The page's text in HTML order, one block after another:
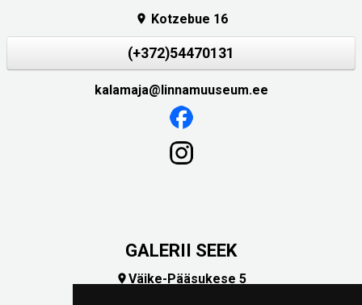
 Kotzebue 16
(+372)54470131
kalamaja@linnamuuseum.ee
GALERII SEEK
Väike-Pääsukese 5